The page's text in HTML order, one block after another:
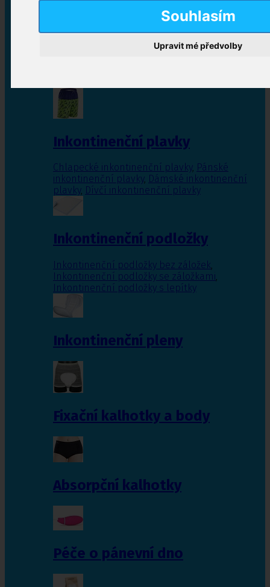
Souhlasím
Upravit mé předvolby
Inkontinenční vložky
Inkontinenční plavky
Chlapecké inkontinenční plavky, Pánské
inkontinenční plavky, Dámské inkontinenční
plavky, Dívčí inkontinenční plavky
Inkontinenční podložky
Inkontinenční podložky bez záložek,
Inkontinenční podložky se záložkami,
Inkontinenční podložky s lepítky
Inkontinenční pleny
Fixační kalhotky a body
Absorpční kalhotky
Péče o pánevní dno